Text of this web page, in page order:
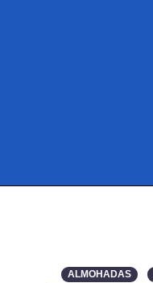
ALMOHADAS